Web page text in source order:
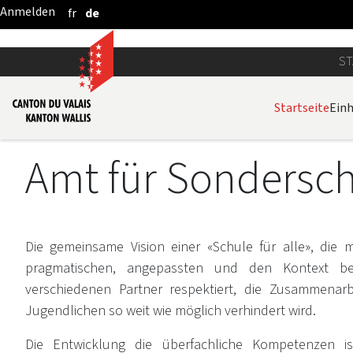
Zum Hauptinhalt springen
fr de
Startseite
Amt für
Die gemeinsame Vision einer «Schule für alle»,
pragmatischen, angepassten und den Kontext
verschiedenen Partner respektiert, die
Jugendlichen so weit wie möglich verhindert wird.
Die Entwicklung die überfachliche